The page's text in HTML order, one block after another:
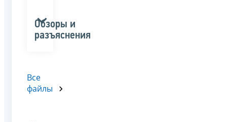
Обзоры и
разъяснения
Все
файлы